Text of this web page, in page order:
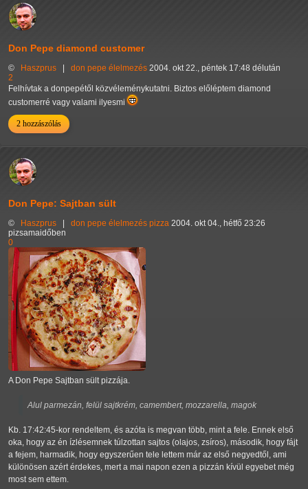
Don Pepe diamond customer
© Haszprus don pepe élelmezés 2004. okt 22., péntek 17:48 délután
2
Felhívtak a donpepétől közvéleménykutatni. Biztos előléptem diamond
customerré vagy valami ilyesmi
2 hozzászólás
Don Pepe: Sajtban sült
© Haszprus don pepe élelmezés pizza 2004. okt 04., hétfő 23:26
pizsamaidőben
0
A Don Pepe Sajtban sült pizzája.
Alul parmezán, felül sajtkrém, camembert, mozzarella, magok
Kb. 17:42:45-kor rendeltem, és azóta is megvan több, mint a fele. Ennek első
oka, hogy az én ízlésemnek túlzottan sajtos (olajos, zsíros), második, hogy fájt
a fejem, harmadik, hogy egyszerűen tele lettem már az első negyedtől, ami
különösen azért érdekes, mert a mai napon ezen a pizzán kívül egyebet még
most sem ettem.